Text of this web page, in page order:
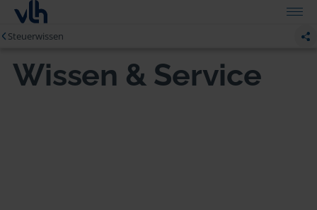
Steuerwissen
Wissen & Service